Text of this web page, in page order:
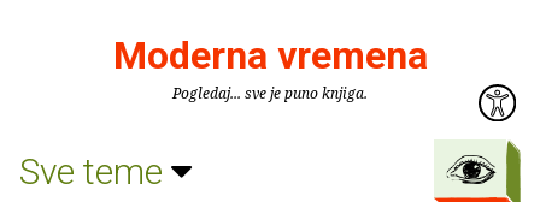
Moderna vremena
Pogledaj... sve je puno knjiga.
Sve teme